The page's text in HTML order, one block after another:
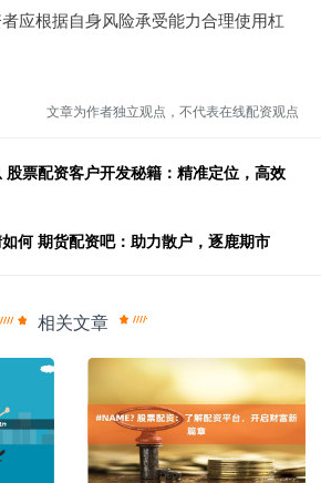
应根据自身风险承受能力合理使用杠
文章为作者独立观点，不代表在线配资观点
股票配资客户开发秘籍：精准定位，高效
何 期货配资吧：助力散户，逐鹿期市
相关文章